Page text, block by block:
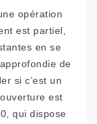
opération
est partiel,
en se
de
si c’est un
est
qui dispose